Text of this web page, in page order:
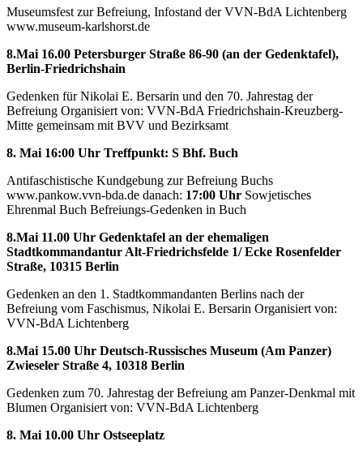
Museumsfest zur Befreiung, Infostand der VVN-BdA Lichtenberg
www.museum-karlshorst.de
8.Mai 16.00 Petersburger Straße 86-90 (an der Gedenktafel),
Berlin-Friedrichshain
Gedenken für Nikolai E. Bersarin und den 70. Jahrestag der
Befreiung Organisiert von: VVN-BdA Friedrichshain-Kreuzberg-
Mitte gemeinsam mit BVV und Bezirksamt
8. Mai 16:00 Uhr Treffpunkt: S Bhf. Buch
Antifaschistische Kundgebung zur Befreiung Buchs
www.pankow.vvn-bda.de danach: 17:00 Uhr Sowjetisches
Ehrenmal Buch Befreiungs-Gedenken in Buch
8.Mai 11.00 Uhr Gedenktafel an der ehemaligen
Stadtkommandantur Alt-Friedrichsfelde 1/ Ecke Rosenfelder
Straße, 10315 Berlin
Gedenken an den 1. Stadtkommandanten Berlins nach der
Befreiung vom Faschismus, Nikolai E. Bersarin Organisiert von:
VVN-BdA Lichtenberg
8.Mai 15.00 Uhr Deutsch-Russisches Museum (Am Panzer)
Zwieseler Straße 4, 10318 Berlin
Gedenken zum 70. Jahrestag der Befreiung am Panzer-Denkmal mit
Blumen Organisiert von: VVN-BdA Lichtenberg
8. Mai 10.00 Uhr Ostseeplatz